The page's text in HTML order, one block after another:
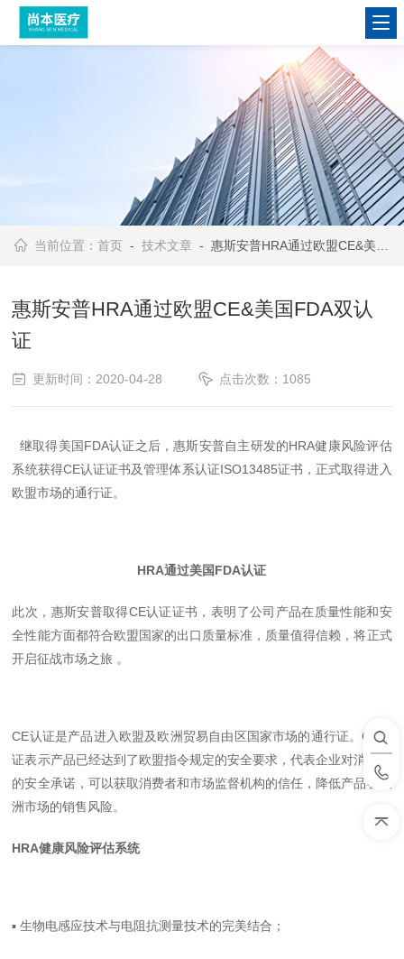
当前位置：首页 -技术文章 - 惠斯安普HRA通过欧盟CE&美国FDA双认证
惠斯安普HRA通过欧盟CE&美国FDA双认
证
更新时间：2020-04-28 点击次数：1085
继取得美国FDA认证之后，惠斯安普自主研发的HRA健康风险评估
系统获得CE认证证书及管理体系认证ISO13485证书，正式取得进入
欧盟市场的通行证。
HRA通过美国FDA认证
此次，惠斯安普取得CE认证证书，表明了公司产品在质量性能和安
全性能方面都符合欧盟国家的出口质量标准，质量值得信赖，将正式
开启征战市场之旅 。
CE认证是产品进入欧盟及欧洲贸易自由区国家市场的通行证。CE认
证表示产品已经达到了欧盟指令规定的安全要求，代表企业对消费者
的安全承诺，可以获取消费者和市场监督机构的信任，降低产品在欧
洲市场的销售风险。
HRA健康风险评估系统
▪ 生物电感应技术与电阻抗测量技术的完美结合；